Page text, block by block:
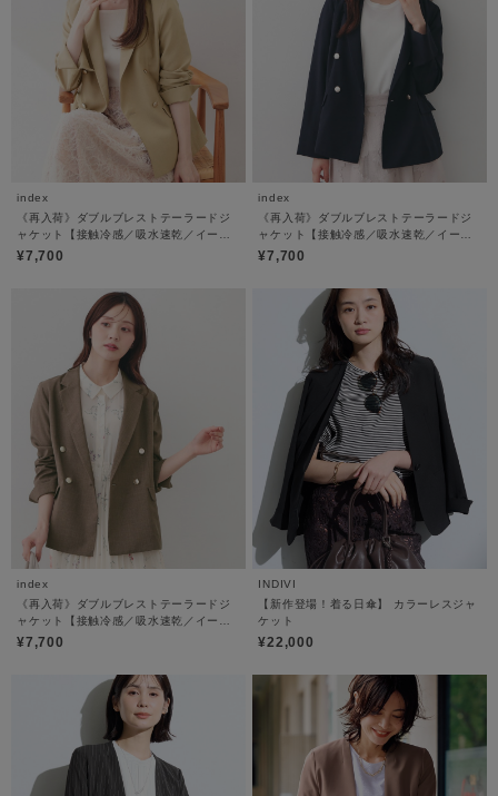
index
《再入荷》ダブルブレストテーラードジ
ャケット【接触冷感／吸水速乾／イージ
ーアイロン／防シワ／洗濯機OK】
¥7,700
index
《再入荷》ダブルブレストテーラードジ
ャケット【接触冷感／吸水速乾／イージ
ーアイロン／防シワ／洗濯機OK】
¥7,700
index
《再入荷》ダブルブレストテーラードジ
ャケット【接触冷感／吸水速乾／イージ
ーアイロン／防シワ／洗濯機OK】
¥7,700
INDIVI
【新作登場！着る日傘】 カラーレスジャ
ケット
¥22,000